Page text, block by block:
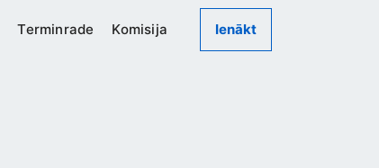
Terminrade Komisija Ienākt